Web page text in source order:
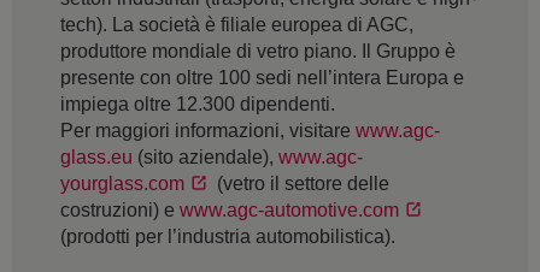
tech). La società è filiale europea di AGC,
produttore mondiale di vetro piano. Il Gruppo è
presente con oltre 100 sedi nell’intera Europa e
impiega oltre 12.300 dipendenti.
Per maggiori informazioni, visitare www.agc-
glass.eu (sito aziendale), www.agc-
yourglass.com
(vetro il settore delle
costruzioni) e www.agc-automotive.com
(prodotti per l’industria automobilistica).